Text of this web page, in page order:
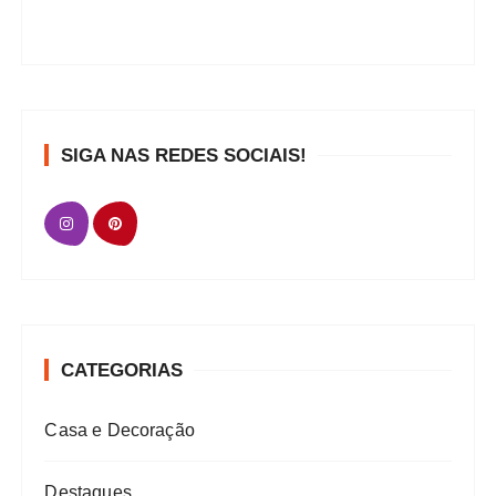
SIGA NAS REDES SOCIAIS!
CATEGORIAS
Casa e Decoração
Destaques